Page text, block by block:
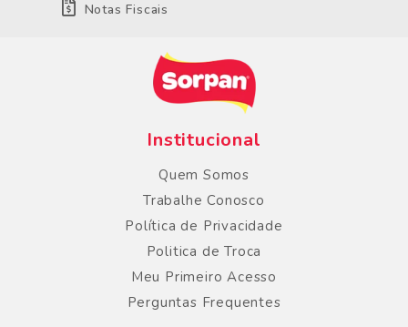
Notas Fiscais
Institucional
Quem Somos
Trabalhe Conosco
Política de Privacidade
Politica de Troca
Meu Primeiro Acesso
Perguntas Frequentes